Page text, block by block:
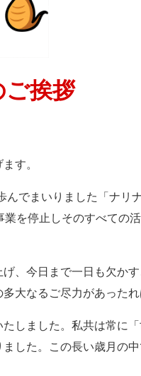
挨拶
す。
でまいりました「ナリ
を停止しそのすべての
、今日まで一日も欠か
大なるご尽力があったれ
しました。私共は常に
した。この長い歳月の